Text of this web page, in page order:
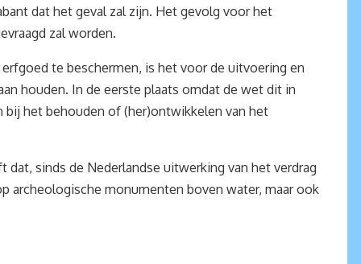
dat het geval zal zijn. Het gevolg voor het
zal worden.
te beschermen, is het voor de uitvoering en
houden. In de eerste plaats omdat de wet dit in
bij het behouden of (her)ontwikkelen van het
sinds de Nederlandse uitwerking van het verdrag
archeologische monumenten boven water, maar ook